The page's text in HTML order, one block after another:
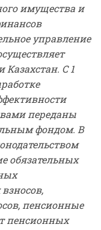
имущества и
управление
С 1
переданы
фондом. В
обязательных
пенсионные
пенсионных